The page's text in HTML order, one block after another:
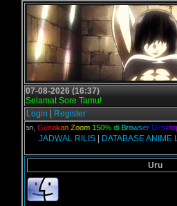
07-08-2026 (16:37)
Selamat Sore Tamu!
Login
Register
kalian,G unakan Zoom 150% di Browser D esktop
JADWAL RILIS| DATABASE ANIME
Uru